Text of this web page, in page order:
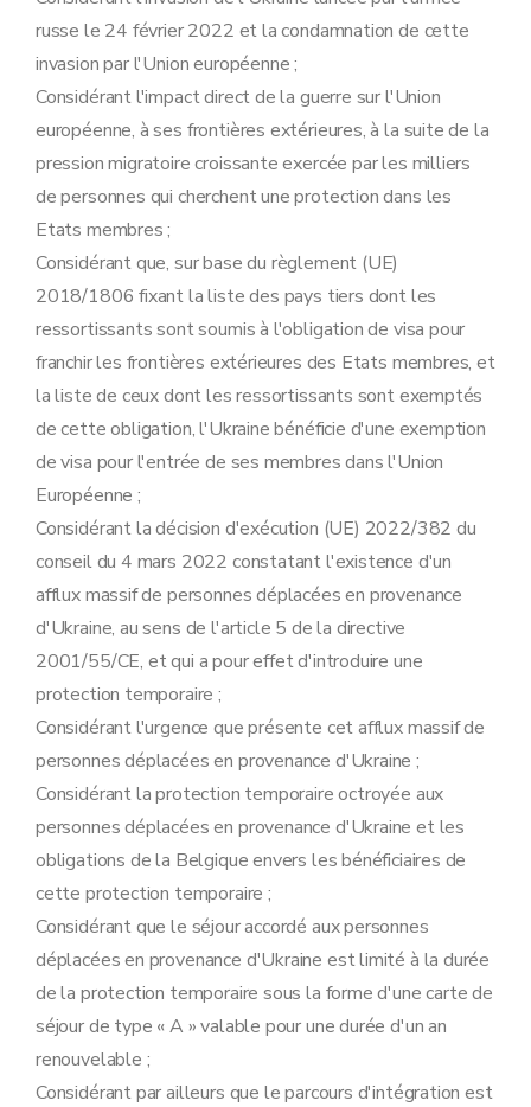
russe le 24 février 2022 et la condamnation de cette
invasion par l'Union européenne ;
Considérant l'impact direct de la guerre sur l'Union
européenne, à ses frontières extérieures, à la suite de la
pression migratoire croissante exercée par les milliers
de personnes qui cherchent une protection dans les
Etats membres ;
Considérant que, sur base du règlement (UE)
2018/1806 fixant la liste des pays tiers dont les
ressortissants sont soumis à l'obligation de visa pour
franchir les frontières extérieures des Etats membres, et
la liste de ceux dont les ressortissants sont exemptés
de cette obligation, l'Ukraine bénéficie d'une exemption
de visa pour l'entrée de ses membres dans l'Union
Européenne ;
Considérant la décision d'exécution (UE) 2022/382 du
conseil du 4 mars 2022 constatant l'existence d'un
afflux massif de personnes déplacées en provenance
d'Ukraine, au sens de l'article 5 de la directive
2001/55/CE, et qui a pour effet d'introduire une
protection temporaire ;
Considérant l'urgence que présente cet afflux massif de
personnes déplacées en provenance d'Ukraine ;
Considérant la protection temporaire octroyée aux
personnes déplacées en provenance d'Ukraine et les
obligations de la Belgique envers les bénéficiaires de
cette protection temporaire ;
Considérant que le séjour accordé aux personnes
déplacées en provenance d'Ukraine est limité à la durée
de la protection temporaire sous la forme d'une carte de
séjour de type « A » valable pour une durée d'un an
renouvelable ;
Considérant par ailleurs que le parcours d'intégration est